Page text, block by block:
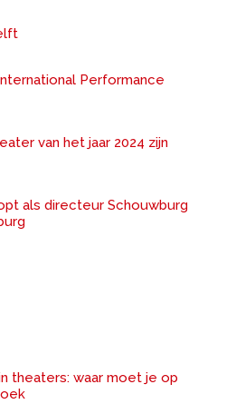
Performance
van het jaar 2024 zijn
als directeur Schouwburg
theaters: waar moet je op